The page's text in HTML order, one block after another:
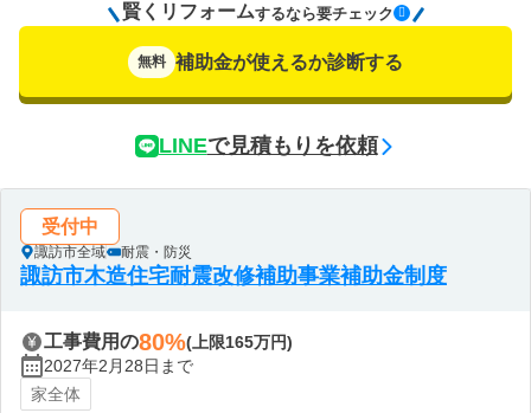
賢くリフォームするなら要チェック
無料 補助金が使えるか診断する
LINEで見積もりを依頼
受付中
諏訪市全域 耐震・防災
諏訪市木造住宅耐震改修補助事業補助金制度
工事費用の80%(上限165万円)
2027年2月28日まで
家全体